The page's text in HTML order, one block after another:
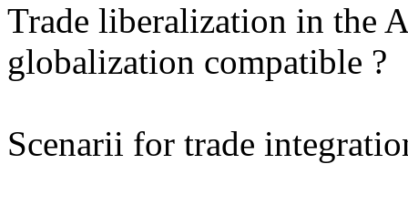
Trade liberalization in the
globalization compatible ?
Scenarii for trade